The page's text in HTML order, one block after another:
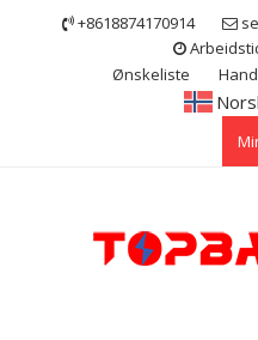
+8618874170914
Ønskeliste